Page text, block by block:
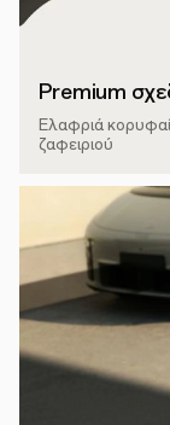
Premium
Ελαφριά
ζαφειριού